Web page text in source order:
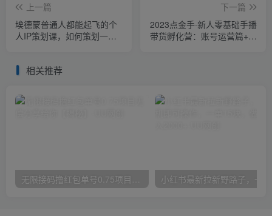
上一篇
埃德蒙普通人都能起飞的个
人IP策划课，如何策划一个
下一篇
2023点金手·新人零基础手播
带货孵化营：账号运营篇+主
相关推荐
无限接码撸红包单号0.75项目无偿分享给你【揭秘】